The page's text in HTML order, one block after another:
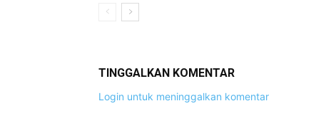
TINGGALKAN KOMENTAR
Login untuk meninggalkan komentar